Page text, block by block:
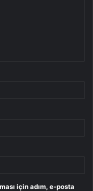
için adım, e-posta